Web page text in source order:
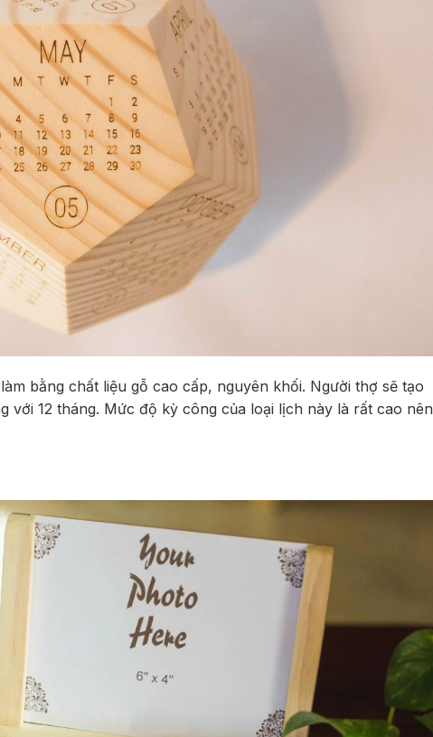
bằng chất liệu gỗ cao cấp, nguyên khối. Người thợ sẽ tạo
với 12 tháng. Mức độ kỳ công của loại lịch này là rất cao nên